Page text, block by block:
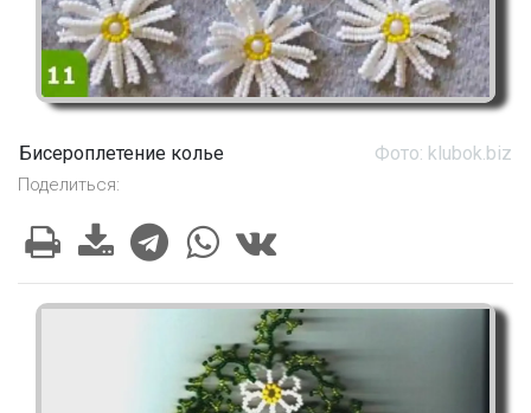
Бисероплетение колье Фото: klubok.biz
Поделиться: